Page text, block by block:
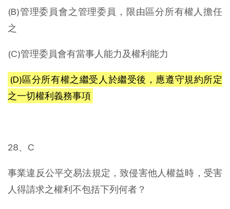
(B)管理委員會之管理委員，限由區分所有權人擔任
之
(C)管理委員會有當事人能力及權利能力
(D)區分所有權之繼受人於繼受後，應遵守規約所定
之一切權利義務事項
28、C
事業違反公平交易法規定，致侵害他人權益時，受害
人得請求之權利不包括下列何者？